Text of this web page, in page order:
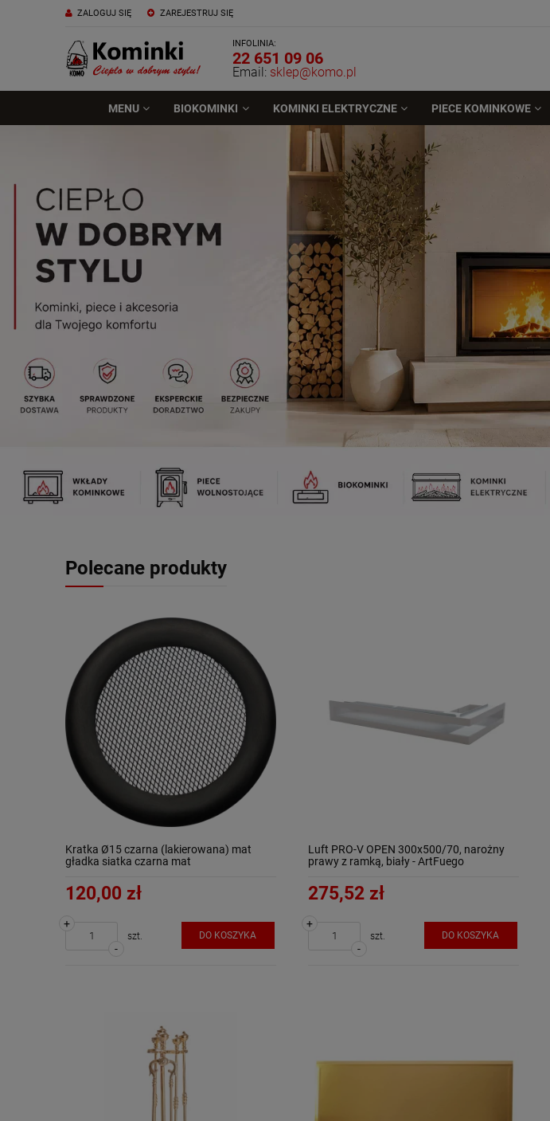
ZAREJESTRUJ SIĘ
ZALOGUJ SIĘ
INFOLINIA:
22 651 09 06
Email: sklep@komo.pl
MENU BIOKOMINKI KOMINKI ELEKTRYCZNE PIECE KOMINKOWE
Polecane produkty
Kratka Ø15 czarna (lakierowana) mat
gładka siatka czarna mat
120,00 zł
-
+
szt. DO KOSZYKA
Luft PRO-V OPEN 300x500/70, narożny
prawy z ramką, biały - ArtFuego
275,52 zł
-
+
szt. DO KOSZYKA